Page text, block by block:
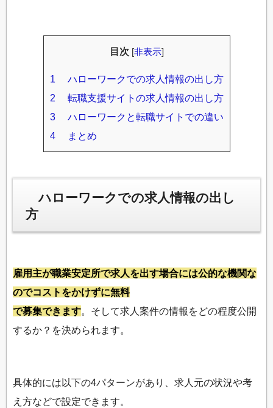
目次 [非表示]
1 ハローワークでの求人情報の出し方
2 転職支援サイトの求人情報の出し方
3ハローワークと転職サイトでの違い
4まとめ
ハローワークでの求人情報の出し
方
雇用主が職業安定所で求人を出す場合には公的な機関な
のでコストをかけずに無料
で募集できます。そして求人案件の情報をどの程度公開
するか？を決められます。
具体的には以下の4パターンがあり、求人元の状況や考
え方などで設定できます。